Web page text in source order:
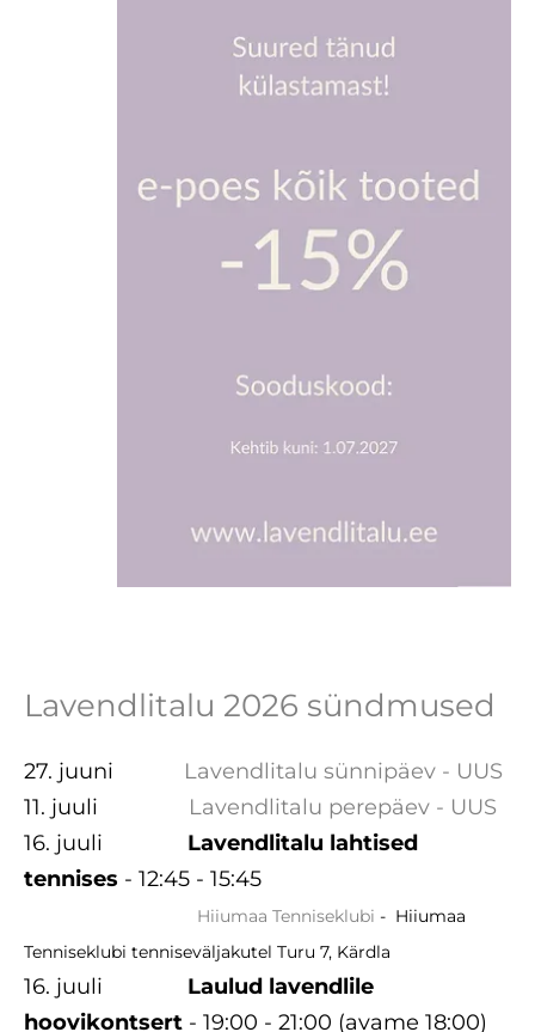
Lavendlitalu 2026 sündmused
27. juuni Lavendlitalu sünnipäev - UUS
11. juuli Lavendlitalu perepäev - UUS
16. juuli Lavendlitalu lahtised
tennises - 12:45 - 15:45
Hiiumaa Tenniseklubi - Hiiumaa
Tenniseklubi tenniseväljakutel Turu 7, Kärdla
16. juuli Laulud lavendlile
hoovikontsert - 19:00 - 21:00 (avame 18:00)